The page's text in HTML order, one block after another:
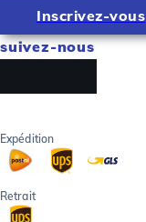
Inscrivez-vous
suivez-nous
Expédition
Retrait